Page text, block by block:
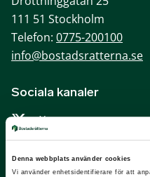
Denna webbplats använder cookies
Vi använder enhetsidentifierare för att
111 51 Stockholm
Telefon: 0775-200100
info@bostadsratterna.se
Sociala kanaler
X
Facebook
LinkedIn